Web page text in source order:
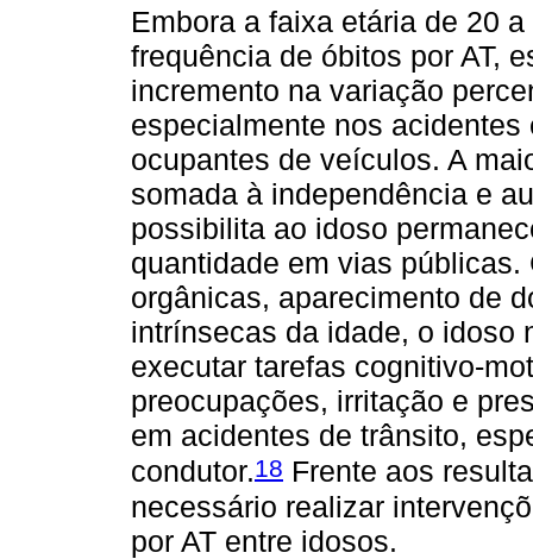
Embora a faixa etária de 20
frequência de óbitos por AT,
incremento na variação
especialmente nos
ocupantes de veículos. A
somada à independência e
possibilita ao idoso
quantidade em vias
orgânicas, aparecimento de
intrínsecas da idade, o idoso
executar tarefas cognitivo-
preocupações, irritação e
em acidentes de trânsito,
condutor.18 Frente aos
necessário realizar
por AT entre idosos.